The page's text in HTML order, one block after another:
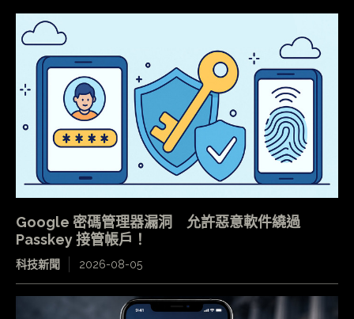
Google 密碼管理器漏洞 允許惡意軟件繞過
Passkey 接管帳戶！
科技新聞 2026-08-05